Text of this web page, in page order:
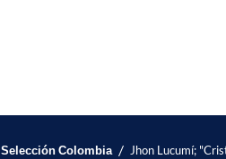
Selección Colombia / Jhon Lucumí;